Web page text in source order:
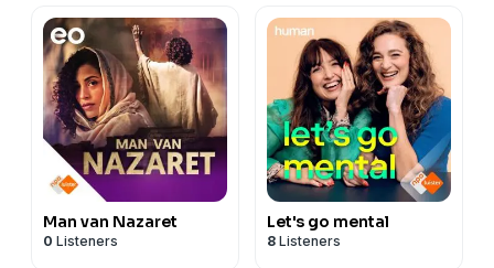
Man van Nazaret
0 Listeners
Let's go mental
8 Listeners